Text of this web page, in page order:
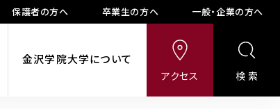
アクセス 検索
金沢学院大学について
保護者の方へ 卒業生の方へ 一般・企業の方へ